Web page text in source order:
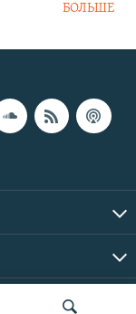
БОЛЬШЕ
права защищены.